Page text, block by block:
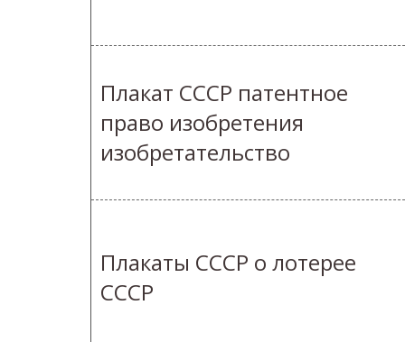
Плакат СССР патентное
право изобретения
изобретательство
Плакаты СССР о лотерее
СССР